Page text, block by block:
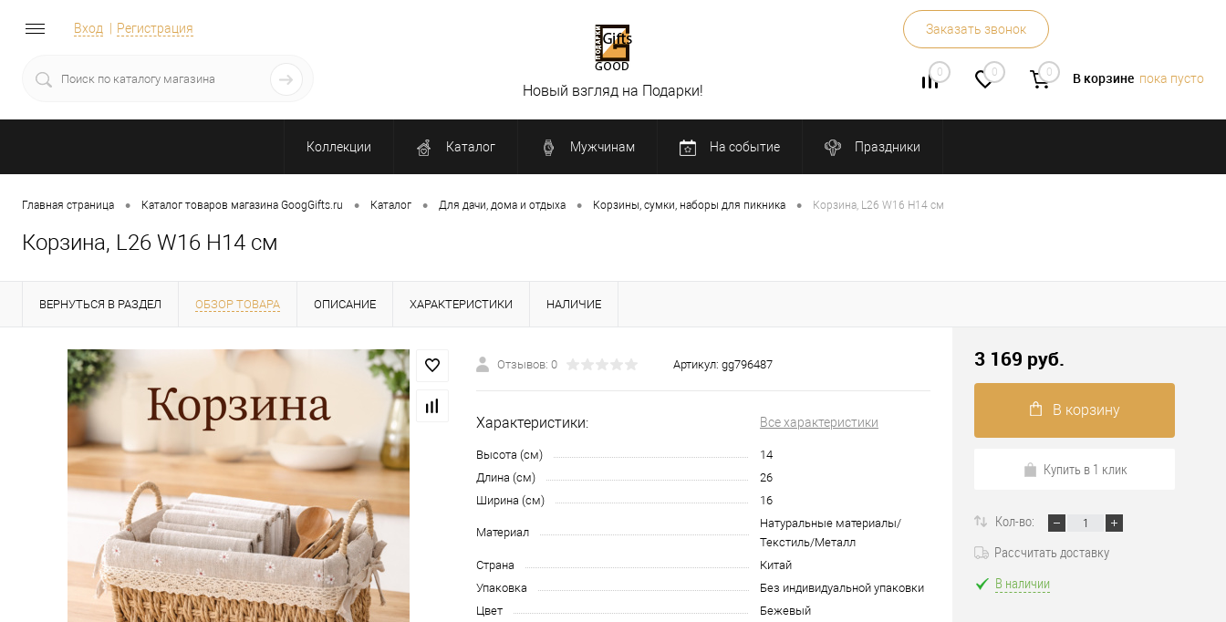
Вход Регистрация Заказать звонок
0 0 0 В корзине пока пусто
Новый взгляд на Подарки!
Коллекции Каталог Мужчинам На событие Праздники
Главная страница • Каталог товаров магазина GoogGifts.ru • Каталог • Для дачи, дома и отдыха • Корзины, сумки, наборы для пикника • Корзина, L26 W16 H14 см
Корзина, L26 W16 H14 см
ВЕРНУТЬСЯ В РАЗДЕЛ ОБЗОР ТОВАРА ОПИСАНИЕ ХАРАКТЕРИСТИКИ НАЛИЧИЕ
Отзывов: 0 Артикул: gg796487
Характеристики: Все характеристики
Высота (см)
14
Длина (см)
26
Ширина (см)
16
Материал
Натуральные материалы/
Текстиль/Металл
Страна
Китай
Упаковка
Без индивидуальной упаковки
Цвет
Бежевый
3 169 руб.
В корзину
Купить в 1 клик
Кол-во:
Рассчитать доставку
В наличии